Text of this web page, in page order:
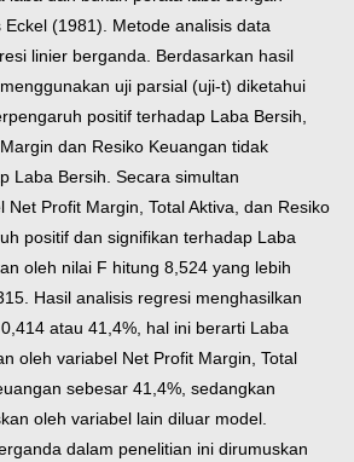
(1981). Metode analisis data
linier berganda. Berdasarkan hasil
uji parsial (uji-t) diketahui
positif terhadap Laba Bersih,
dan Resiko Keuangan tidak
Laba Bersih. Secara simultan
Net Profit Margin, Total Aktiva, dan Resiko
positif dan signifikan terhadap Laba
oleh nilai F hitung 8,524 yang lebih
Hasil analisis regresi menghasilkan
atau 41,4%, hal ini berarti Laba
oleh variabel Net Profit Margin, Total
sebesar 41,4%, sedangkan
oleh variabel lain diluar model.
dalam penelitian ini dirumuskan